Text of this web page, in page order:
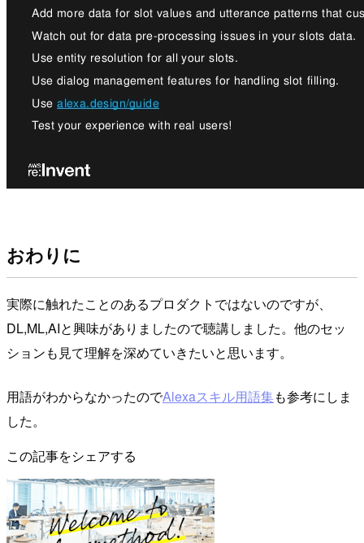
おわりに
実際に触れたことのあるプロダクトではないのですが、
DL,ML,AIと興味がありましたので聴講しました。他のセッ
ションも見て理解を深めていきたいと思います。
用語がわからなかったのでAlexaスキル用語集も参考にしま
した。
この記事をシェアする